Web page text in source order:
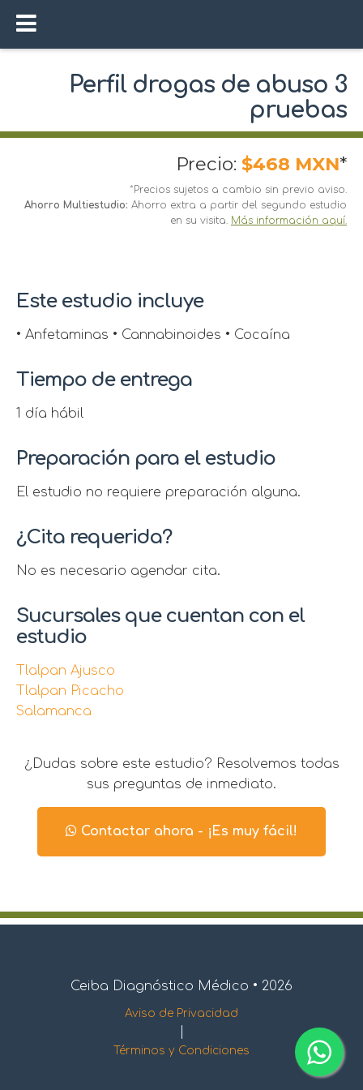
Perfil drogas de abuso 3
pruebas
Precio: $468 MXN*
*Precios sujetos a cambio sin previo aviso.
Ahorro Multiestudio: Ahorro extra a partir del segundo estudio
en su visita. Más información aquí.
Este estudio incluye
• Anfetaminas • Cannabinoides • Cocaína
Tiempo de entrega
1 día hábil
Preparación para el estudio
El estudio no requiere preparación alguna.
¿Cita requerida?
No es necesario agendar cita.
Sucursales que cuentan con el
estudio
Tlalpan Ajusco
Tlalpan Picacho
Salamanca
¿Dudas sobre este estudio? Resolvemos todas
sus preguntas de inmediato.
Contactar ahora - ¡Es muy fácil!
Ceiba Diagnóstico Médico • 2026
Aviso de Privacidad
Términos y Condiciones